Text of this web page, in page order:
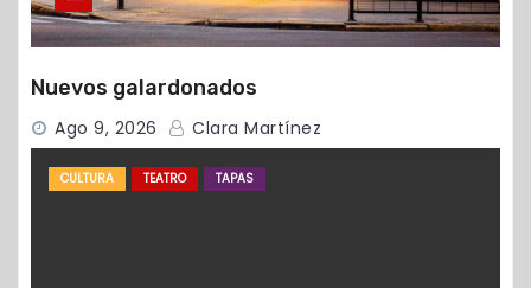
Nuevos galardonados
Ago 9, 2026 Clara Martínez
CULTURA TEATRO TAPAS